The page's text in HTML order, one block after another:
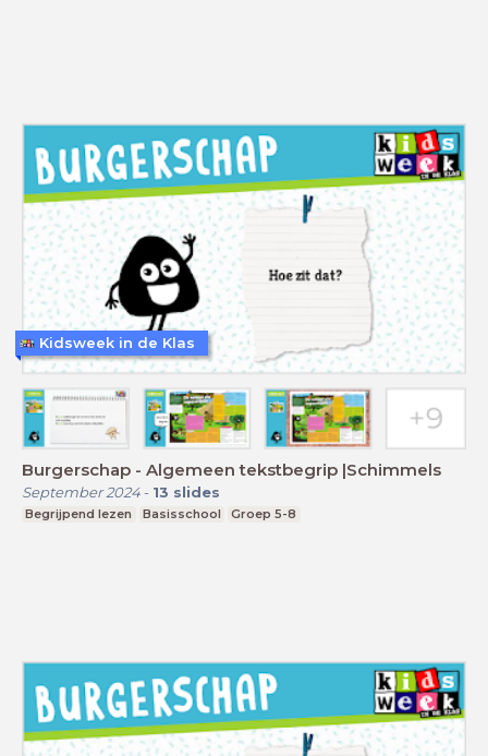
Burgerschap - Algemeen tekstbegrip |Schimmels
September 2024- 13 slides
Begrijpend lezen Basisschool Groep 5-8
Kidsweek in de Klas